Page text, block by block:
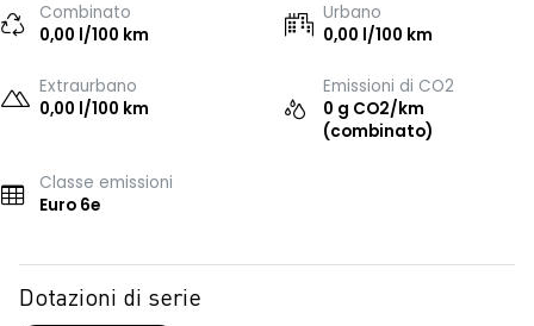
Combinato
0,00 l/100 km
Urbano
0,00 l/100 km
Extraurbano
0,00 l/100 km
Emissioni di CO2
0 g CO2/km
(combinato)
Classe emissioni
Euro 6e
Dotazioni di serie